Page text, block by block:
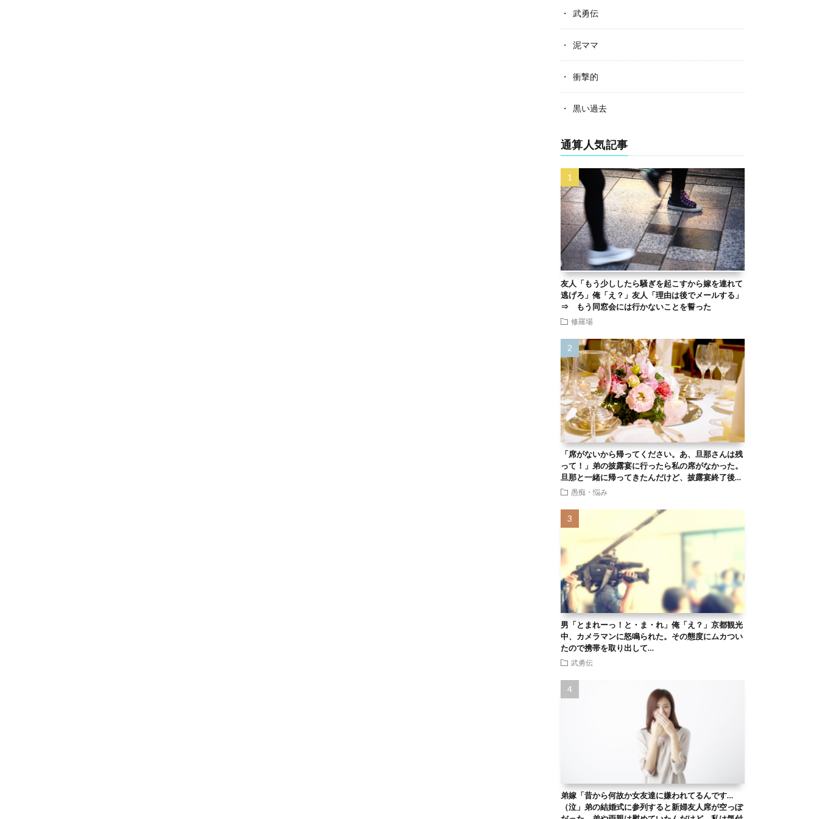
武勇伝
泥ママ
衝撃的
黒い過去
通算人気記事
友人「もう少ししたら騒ぎを起こすから嫁を連れて
逃げろ」俺「え？」友人「理由は後でメールする」
⇒ もう同窓会には行かないことを誓った
修羅場
「席がないから帰ってください。あ、旦那さんは残
って！」弟の披露宴に行ったら私の席がなかった。
旦那と一緒に帰ってきたんだけど、披露宴終了後…
愚痴・悩み
男「とまれーっ！と・ま・れ」俺「え？」京都観光
中、カメラマンに怒鳴られた。その態度にムカつい
たので携帯を取り出して…
武勇伝
弟嫁「昔から何故か女友達に嫌われてるんです…
（泣」弟の結婚式に参列すると新婦友人席が空っぽ